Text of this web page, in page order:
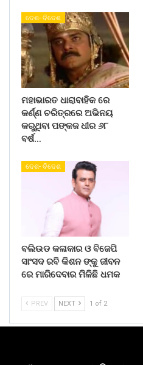
ଦେଶ- ବିଦେଶ
ମହାଭାରତ ଧାରାବାହିକ ରେ
କର୍ଣ୍ଣ ଚରିତ୍ରରେ ଅଭିନୟ
କରୁଥିବା ପଙ୍କଜ ଧୀର ୬୮
ବର୍ଷ…
ଦେଶ- ବିଦେଶ
ବଲିଉଡ କଳାକାର ଓ ବିଜେପି
ସାଂସଦ ରବି କିଶନ ଙ୍କୁ ଜୀବନ
ରେ ମାରିଦେବାର ମିଳିଛି ଧମକ
PREV NEXT 1 of 2